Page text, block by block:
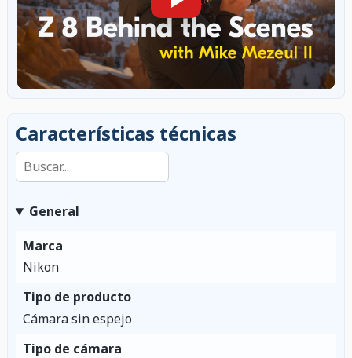
Características técnicas
Buscar en las características
General
Marca
Nikon
Tipo de producto
Cámara sin espejo
Tipo de cámara